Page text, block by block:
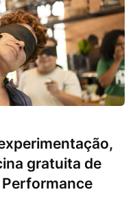
gratuita de